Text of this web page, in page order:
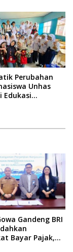
Perubahan
Unhas
Edukasi
Gandeng BRI
Bayar Pajak,